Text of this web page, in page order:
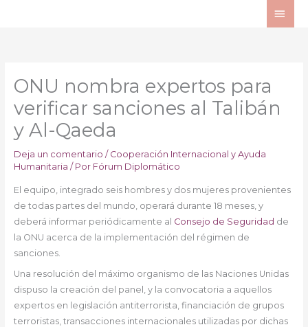
ONU nombra expertos para
verificar sanciones al Talibán
y Al-Qaeda
Deja un comentario / Cooperación Internacional y Ayuda
Humanitaria / Por Fórum Diplomático
El equipo, integrado seis hombres y dos mujeres provenientes
de todas partes del mundo, operará durante 18 meses, y
deberá informar periódicamente al Consejo de Seguridad de
la ONU acerca de la implementación del régimen de
sanciones.
Una resolución del máximo organismo de las Naciones Unidas
dispuso la creación del panel, y la convocatoria a aquellos
expertos en legislación antiterrorista, financiación de grupos
terroristas, transacciones internacionales utilizadas por dichas